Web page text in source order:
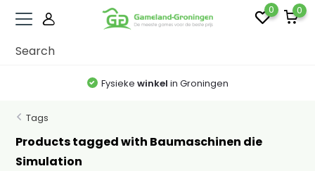
0 0
Fysieke winkel in Groningen
Tags
Products tagged with Baumaschinen die
Simulation